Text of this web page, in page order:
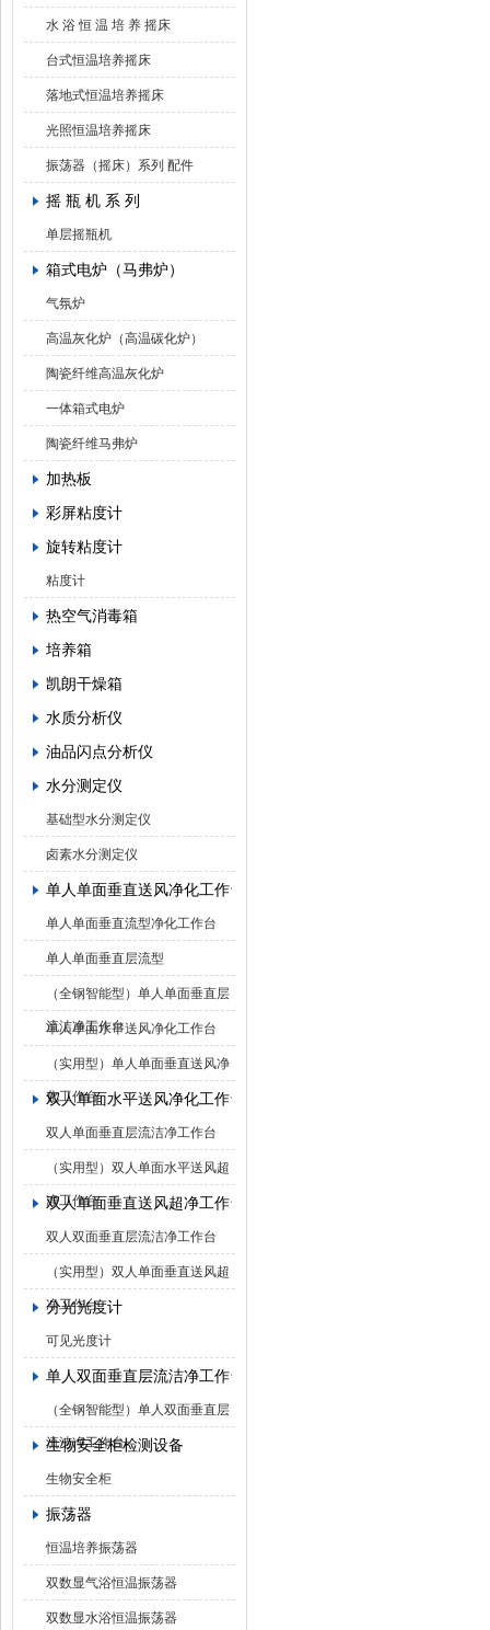
水 浴 恒 温 培 养 摇床
台式恒温培养摇床
落地式恒温培养摇床
光照恒温培养摇床
振荡器（摇床）系列 配件
摇 瓶 机 系 列
单层摇瓶机
箱式电炉（马弗炉）
气氛炉
高温灰化炉（高温碳化炉）
陶瓷纤维高温灰化炉
一体箱式电炉
陶瓷纤维马弗炉
加热板
彩屏粘度计
旋转粘度计
粘度计
热空气消毒箱
培养箱
凯朗干燥箱
水质分析仪
油品闪点分析仪
水分测定仪
基础型水分测定仪
卤素水分测定仪
单人单面垂直送风净化工作台
单人单面垂直流型净化工作台
单人单面垂直层流型
（全钢智能型）单人单面垂直层
流洁净工作台
单人单面水平送风净化工作台
（实用型）单人单面垂直送风净
化工作台
双人单面水平送风净化工作台
双人单面垂直层流洁净工作台
（实用型）双人单面水平送风超
净工作台
双人单面垂直送风超净工作台
双人双面垂直层流洁净工作台
（实用型）双人单面垂直送风超
净工作台
分光光度计
可见光度计
单人双面垂直层流洁净工作台
（全钢智能型）单人双面垂直层
流洁净工作台
生物安全柜检测设备
生物安全柜
振荡器
恒温培养振荡器
双数显气浴恒温振荡器
双数显水浴恒温振荡器